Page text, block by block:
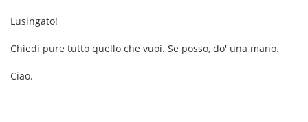
Lusingato!
Chiedi pure tutto quello che vuoi. Se posso, do' una mano.
Ciao.